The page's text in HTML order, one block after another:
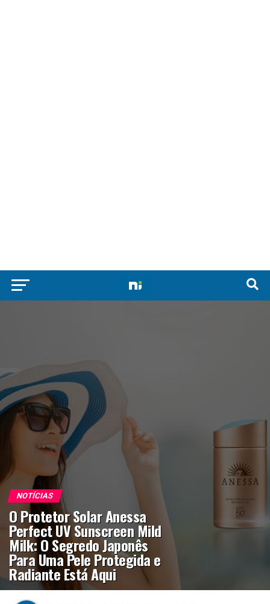
NOTÍCIAS
O Protetor Solar Anessa
Perfect UV Sunscreen Mild
Milk: O Segredo Japonês
Para Uma Pele Protegida e
Radiante Está Aqui